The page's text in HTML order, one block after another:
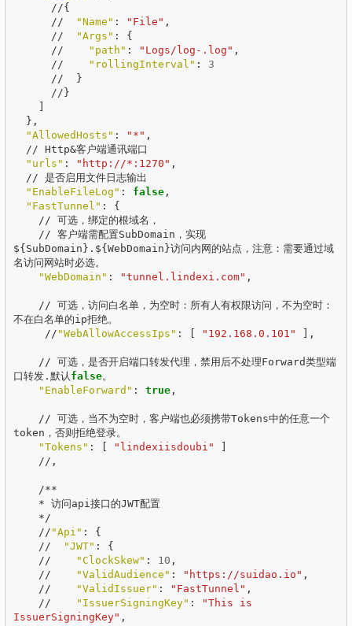
//{
//
"Name" : "File" ,
//
"Args" :
{
//
"path" : "Logs/log-.log" ,
//
"rollingInterval" :
3
//
}
//}
]
},
"AllowedHosts" : "*" ,
// Http&客户端通讯端口
"urls" : "http://*:1270" ,
// 是否启用文件日志输出
"EnableFileLog" : false,
"FastTunnel" :
{
// 可选，绑定的根域名，
// 客户端需配置SubDomain，实现
${SubDomain} .${WebDomain}访问内网的站点，注意：需要通过域
名访问网站时必选。
"WebDomain" : "tunnel.lindexi.com" ,
// 可选，访问白名单，为空时：所有人有权限访问，不为空时：
不在白名单的ip拒绝。
// "WebAllowAccessIps" : [ "192.168.0.101" ],
// 可选，是否开启端口转发代理，禁用后不处理Forward类型端
口转发.默认 false。
"EnableForward" : true,
// 可选，当不为空时，客户端也必须携带Tokens中的任意一个
token，否则拒绝登录。
"Tokens" : [ "lindexiisdoubi"
]
// ,
/**
* 访问api接口的JWT配置
*/
// "Api" :
{
//
"JWT" :
{
//
"ClockSkew" : 10 ,
//
"ValidAudience" : "https://suidao.io" ,
//
"ValidIssuer" : "FastTunnel" ,
//
"IssuerSigningKey" :
"This is
IssuerSigningKey" ,